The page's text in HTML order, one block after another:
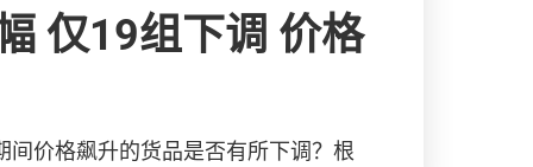
格
价格飙升的货品是否有所下调？根